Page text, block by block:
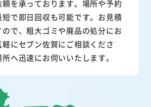
を承っております。場所や予約
で即日回収も可能です。お見積
で、粗大ゴミや廃品の処分にお
にセブン佐賀にご相談くださ
へ迅速にお伺いいたします。